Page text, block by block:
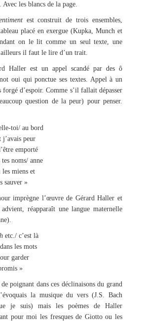
Avec les blancs de la page.
est construit de trois ensembles,
placé en exergue (Kupka, Munch et
on le lit comme un seul texte, une
il faut le lire d’un trait.
Haller est un appel scandé par des ô
oui qui ponctue ses textes. Appel à un
d’espoir. Comme s’il fallait dépasser
question de la peur) pour penser.
toi/ au bord
peur
emporté
noms/ anne
les miens et
sauver »
imprègne l’œuvre de Gérard Haller et
réapparaît une langue maternelle
etc./ c’est là
les mots
garder
»
poignant dans ces déclinaisons du grand
la musique du vers (J.S. Bach
je suis) mais les poèmes de Haller
pour moi les fresques de Giotto ou les